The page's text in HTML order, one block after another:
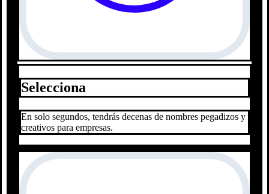
Selecciona
En solo segundos, tendrás decenas de nombres pegadizos y
creativos para empresas.